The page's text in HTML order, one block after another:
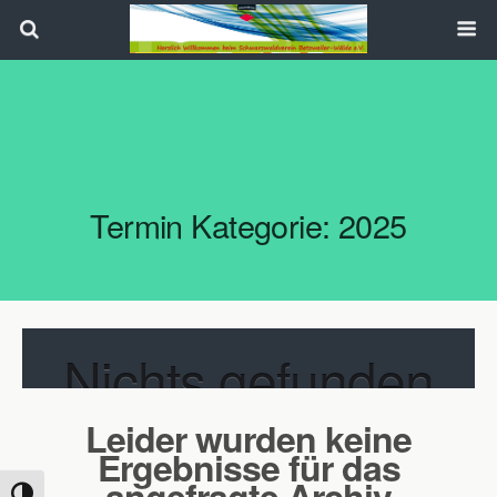
Termin Kategorie: 2025
Nichts gefunden
Leider wurden keine
Ergebnisse für das